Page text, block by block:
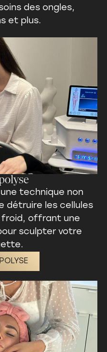
des ongles,
et plus.
technique non
détruire les cellules
froid, offrant une
sculpter votre